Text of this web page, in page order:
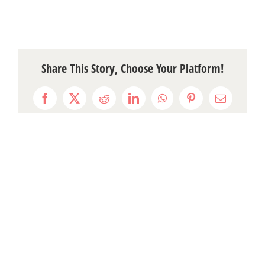
Share This Story, Choose Your Platform!
Facebook
X RedditLinkedInWhatsAppPinterestEmail